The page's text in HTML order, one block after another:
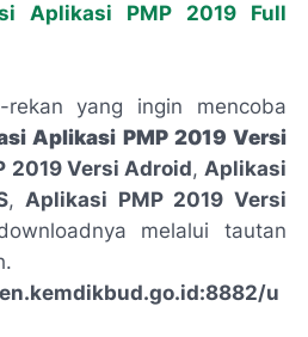
Aplikasi PMP 2019 Full
rekan yang ingin mencoba
Aplikasi PMP 2019 Versi
2019 Versi Adroid,Aplikasi
,Aplikasi PMP 2019 Versi
melalui tautan
u